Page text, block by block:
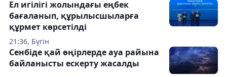
21:36, Бүгін
Ел игілігі жолындағы еңбек
бағаланып, құрылысшыларға
құрмет көрсетілді
Сенбіде қай өңірлерде ауа райына
байланысты ескерту жасалды